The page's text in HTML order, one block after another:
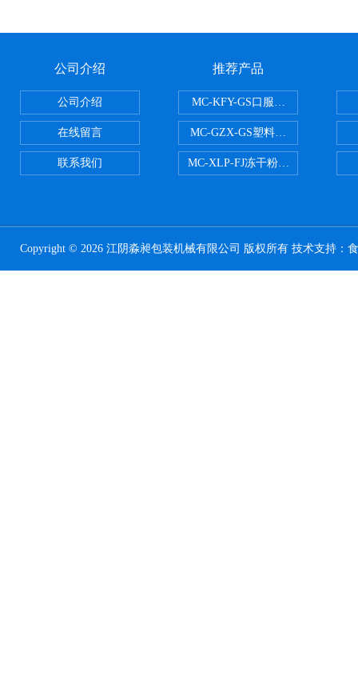
公司介绍
公司介绍
在线留言
联系我们
推荐产品
MC-KFY-GS口服液灌装线
MC-GZX-GS塑料瓶高速跟踪式灌
MC-XLP-FJ冻干粉西林瓶灌装机
Copyright © 2026 江阴淼昶包装机械有限公司 版权所有 技术支持：